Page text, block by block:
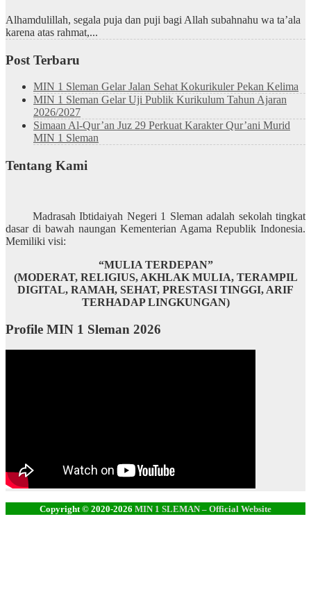
Alhamdulillah, segala puja dan puji bagi Allah subahnahu wa ta’ala
karena atas rahmat,...
Post Terbaru
MIN 1 Sleman Gelar Jalan Sehat Kokurikuler Pekan Kelima
MIN 1 Sleman Gelar Uji Publik Kurikulum Tahun Ajaran
2026/2027
Simaan Al-Qur’an Juz 29 Perkuat Karakter Qur’ani Murid
MIN 1 Sleman
Tentang Kami
Madrasah Ibtidaiyah Negeri 1 Sleman adalah sekolah tingkat
dasar di bawah naungan Kementerian Agama Republik Indonesia.
Memiliki visi:
“MULIA TERDEPAN”
(MODERAT, RELIGIUS, AKHLAK MULIA, TERAMPIL
DIGITAL, RAMAH, SEHAT, PRESTASI TINGGI, ARIF
TERHADAP LINGKUNGAN)
Profile MIN 1 Sleman 2026
Copyright © 2020-2026 MIN 1 SLEMAN – Official Website